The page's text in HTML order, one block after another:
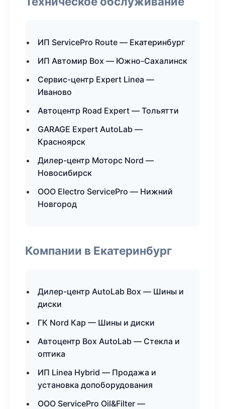
ИП ServicePro Route — Екатеринбург
ИП Автомир Box — Южно-Сахалинск
Сервис-центр Expert Linea —
Иваново
Автоцентр Road Expert — Тольятти
GARAGE Expert AutoLab —
Красноярск
Дилер-центр Моторс Nord —
Новосибирск
ООО Electro ServicePro — Нижний
Новгород
Компании в Екатеринбург
Дилер-центр AutoLab Box — Шины и
диски
ГК Nord Кар — Шины и диски
Автоцентр Box AutoLab — Стекла и
оптика
ИП Linea Hybrid — Продажа и
установка допоборудования
ООО ServicePro Oil&Filter —